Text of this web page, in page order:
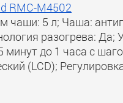
RMC-M4502
чаши: 5 л; Чаша:
разогрева: Да;
минут до 1 часа с
(LCD);